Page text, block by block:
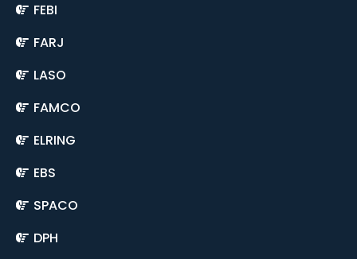
FEBI
FARJ
LASO
FAMCO
ELRING
EBS
SPACO
DPH